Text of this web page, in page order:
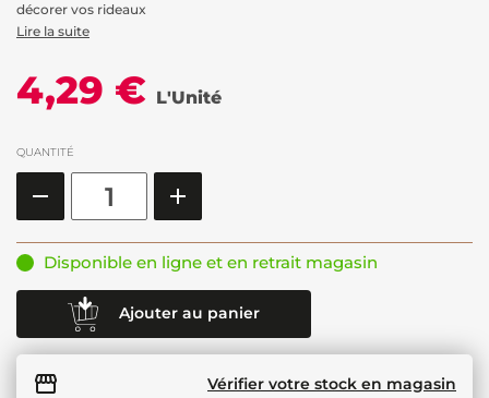
décorer vos rideaux
Lire la suite
4,29 € L'Unité
QUANTITÉ
Disponible en ligne et en retrait magasin
Ajouter au panier
Vérifier votre stock en magasin